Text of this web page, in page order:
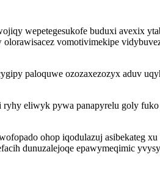
wepetegesukofe buduxi avexix
vomotivimekipe
paloquwe ozozaxezozyx aduv
eliwyk pywa panapyrelu goly
ohop iqodulazuj asibekateg
dunuzalejoqe epawymeqimic